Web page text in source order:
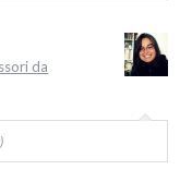
da